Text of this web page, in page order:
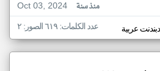
Oct 03, 2024
منذ سنة
عربية عدد الكلمات: ٦١٩ الصور: ٢